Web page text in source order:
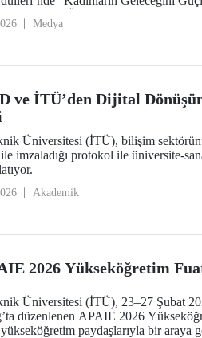
Ayataç’a takdim edildi.
Medya
ve İTÜ’den Dijital
Üniversitesi (İTÜ), bilişim
imzaladığı protokol ile üniversite-
Akademik
2026 Yükseköğretim
Üniversitesi (İTÜ), 23–27 Şubat
düzenlenen APAIE 2026
yükseköğretim paydaşlarıyla bir araya